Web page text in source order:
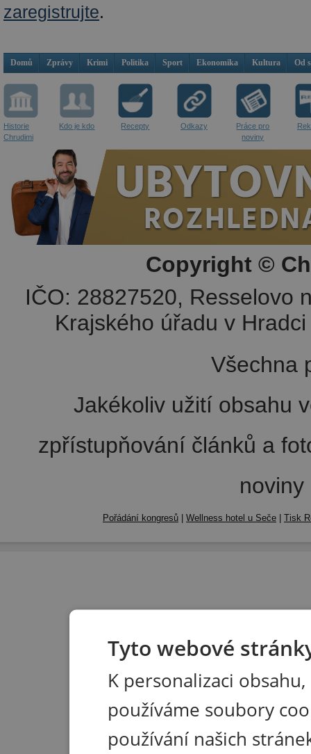
zaregistrujte.
Domů Zprávy Krimi Politika Sport Ekonomika Kultura Od
Historie
Chrudimi
Kdo je kdo Recepty Odkazy
Práce pro
noviny
Copyright ©
IČO: 28827520, Resselovo
Krajského úřadu v
Všechna
Jakékoliv užití obsahu
zpřístupňování článků a
Pořádání kongresů Wellness hotel u Seče Tisk
Tyto webové
K personalizaci
používáme soubory
používání našich